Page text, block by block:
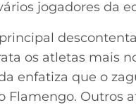
jogadores da
os atletas mais
enfatiza que o
Flamengo. Outros